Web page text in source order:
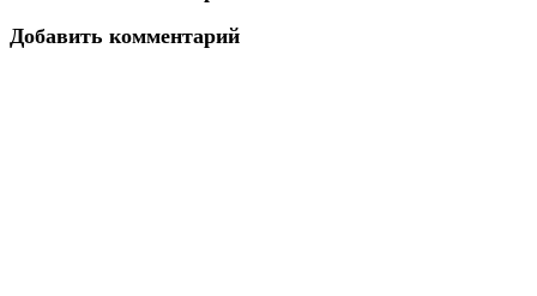
Добавить комментарий